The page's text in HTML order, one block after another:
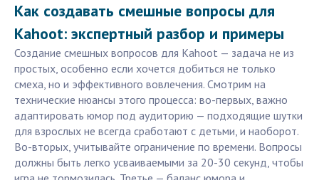
Как создавать смешные вопросы для
Kahoot: экспертный разбор и примеры
Создание смешных вопросов для Kahoot — задача не из
простых, особенно если хочется добиться не только
смеха, но и эффективного вовлечения. Смотрим на
технические нюансы этого процесса: во-первых, важно
адаптировать юмор под аудиторию — подходящие шутки
для взрослых не всегда сработают с детьми, и наоборот.
Во-вторых, учитывайте ограничение по времени. Вопросы
должны быть легко усваиваемыми за 20-30 секунд, чтобы